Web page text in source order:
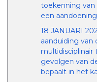
toekenning van
een aandoening
18 JANUARI
aanduiding van
multidisciplinair
gevolgen van
bepaalt in het